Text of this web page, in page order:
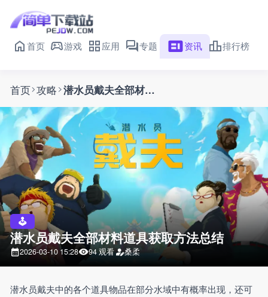
首页 游戏 应用 专题 资讯 排行榜
首页 攻略 潜水员戴夫全部材料道具获取方法总结
潜水员戴夫全部材料道具获取方法总结
2026-03-10 15:28 94 观看 桑柔
潜水员戴夫中的各个道具物品在部分水域中有概率出现，还可